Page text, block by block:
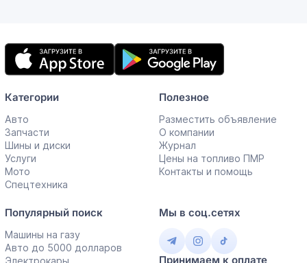
Мобильное
приложение
Категории
Авто
Запчасти
Шины и диски
Услуги
Мото
Спецтехника
Полезное
Разместить объявление
О компании
Журнал
Цены на топливо ПМР
Контакты и помощь
Популярный поиск
Машины на газу
Авто до 5000 долларов
Мы в соц.сетях
Принимаем к оплате